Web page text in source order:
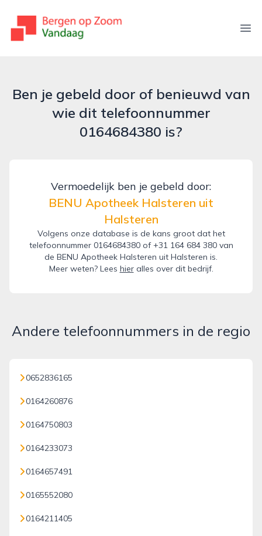
bergenopzoomvandaag.nl
Ben je gebeld door of benieuwd van
wie dit telefoonnummer
0164684380 is?
Vermoedelijk ben je gebeld door:
BENU Apotheek Halsteren uit
Halsteren
Volgens onze database is de kans groot dat het
telefoonnummer 0164684380 of +31 164 684 380 van
de BENU Apotheek Halsteren uit Halsteren is.
Meer weten? Lees hieralles over dit bedrijf.
Andere telefoonnummers in de regio
0652836165
0164260876
0164750803
0164233073
0164657491
0165552080
0164211405